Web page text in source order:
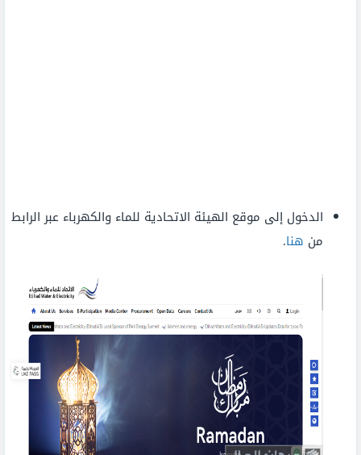
الدخول إلى موقع الهيئة الاتحادية للماء والكهرباء عبر الرابط
من هنا.